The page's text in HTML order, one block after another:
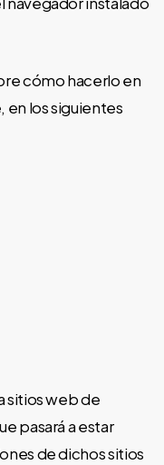
cómo hacerlo en
en los siguientes
sitios web de
pasará a estar
de dichos sitios